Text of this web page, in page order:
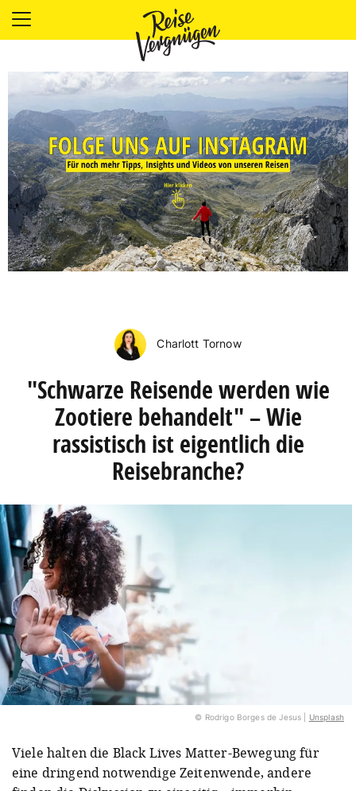
LÄNDER
UNTERKÜNFTE
FOOD
PLANUNG
OUTDOOR
Charlott Tornow
"Schwarze Reisende werden wie
Zootiere behandelt" – Wie
rassistisch ist eigentlich die
Reisebranche?
© Rodrigo Borges de Jesus | Unsplash
Viele halten die Black Lives Matter-Bewegung für
eine dringend notwendige Zeitenwende, andere